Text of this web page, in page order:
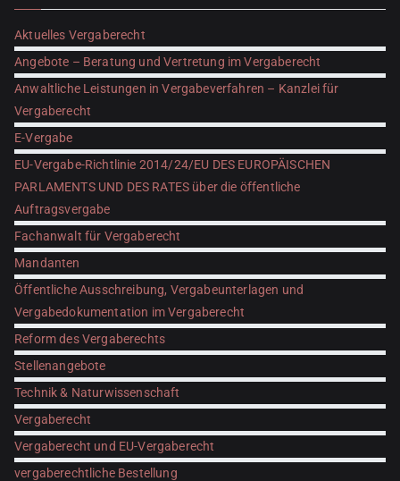
Aktuelles Vergaberecht
Angebote – Beratung und Vertretung im Vergaberecht
Anwaltliche Leistungen in Vergabeverfahren – Kanzlei für
Vergaberecht
E-Vergabe
EU-Vergabe-Richtlinie 2014/24/EU DES EUROPÄISCHEN
PARLAMENTS UND DES RATES über die öffentliche
Auftragsvergabe
Fachanwalt für Vergaberecht
Mandanten
Öffentliche Ausschreibung, Vergabeunterlagen und
Vergabedokumentation im Vergaberecht
Reform des Vergaberechts
Stellenangebote
Technik & Naturwissenschaft
Vergaberecht
Vergaberecht und EU-Vergaberecht
vergaberechtliche Bestellung